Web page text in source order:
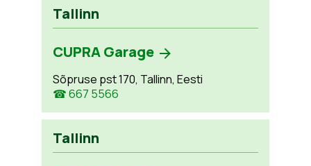
Tallinn
CUPRA Garage
Sõpruse pst 170, Tallinn, Eesti
☎ 667 5566
Tallinn